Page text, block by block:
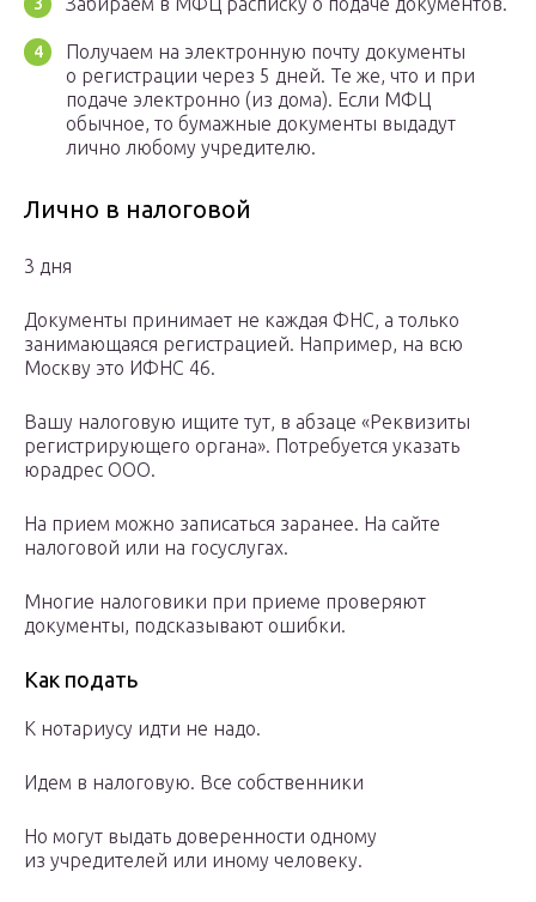
Получаем на электронную почту документы
о регистрации через 5 дней. Те же, что и при
подаче электронно (из дома). Если МФЦ
обычное, то бумажные документы выдадут
лично любому учредителю.
Лично в налоговой
3 дня
Документы принимает не каждая ФНС, а только
занимающаяся регистрацией. Например, на всю
Москву это ИФНС 46.
Вашу налоговую ищите тут, в абзаце «Реквизиты
регистрирующего органа». Потребуется указать
юрадрес ООО.
На прием можно записаться заранее. На сайте
налоговой или на госуслугах.
Многие налоговики при приеме проверяют
документы, подсказывают ошибки.
Как подать
К нотариусу идти не надо.
Идем в налоговую. Все собственники
Но могут выдать доверенности одному
из учредителей или иному человеку.